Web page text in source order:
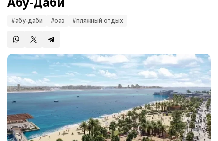
#абу-даби #оаэ #пляжный отдых